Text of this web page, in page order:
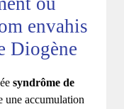
envahis
Diogène
syndrôme de
une accumulation